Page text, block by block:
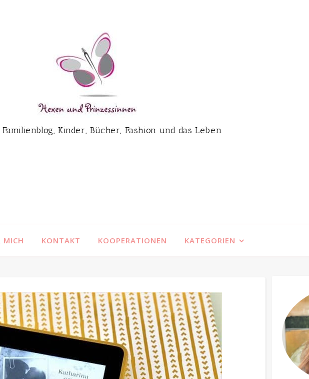
Familienblog, Kinder, Bücher, Fashion und das Leben
MICH KONTAKT KOOPERATIONEN KATEGORIEN